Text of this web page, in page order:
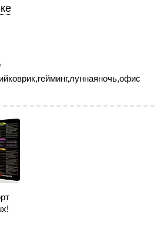
,гейминг,луннаяночь,офис